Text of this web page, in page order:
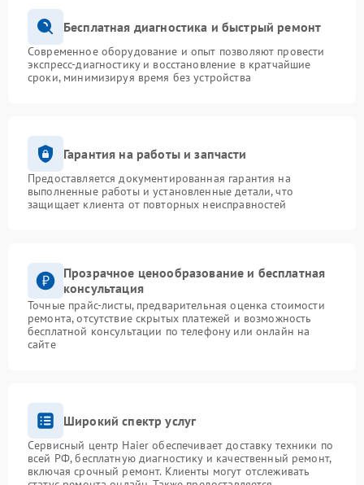
Бесплатная диагностика и быстрый ремонт
Современное оборудование и опыт позволяют провести
экспресс-диагностику и восстановление в кратчайшие
сроки, минимизируя время без устройства
Гарантия на работы и запчасти
Предоставляется документированная гарантия на
выполненные работы и установленные детали, что
защищает клиента от повторных неисправностей
Прозрачное ценообразование и бесплатная
консультация
Точные прайс-листы, предварительная оценка стоимости
ремонта, отсутствие скрытых платежей и возможность
бесплатной консультации по телефону или онлайн на
сайте
Широкий спектр услуг
Сервисный центр Haier обеспечивает доставку техники по
всей РФ, бесплатную диагностику и качественный ремонт,
включая срочный ремонт. Клиенты могут отслеживать